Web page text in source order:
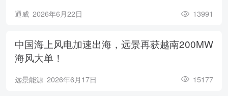
通威 2026年6月22日 13991
中国海上风电加速出海，远景再获越南200MW
海风大单！
远景能源 2026年6月17日 15177